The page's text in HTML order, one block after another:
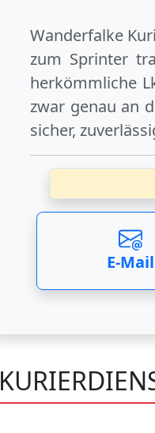
Wanderfalke
zum Sprinter
herkömmliche
zwar genau an
sicher,
E-Mail